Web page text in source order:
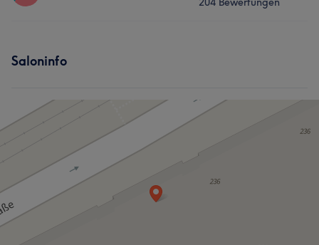
Was unsere Kunden über Tom sagen
Saloninfo